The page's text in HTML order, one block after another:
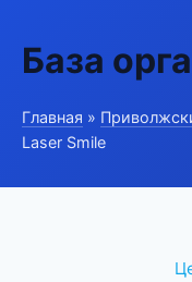
База
Главная »
Laser Smile